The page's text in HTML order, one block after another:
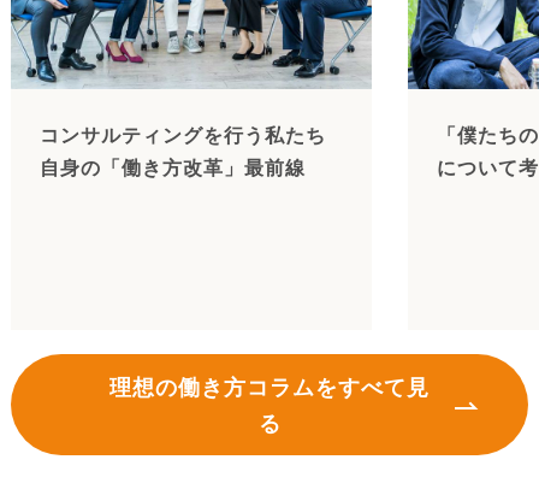
コンサルティングを行う私たち
自身の「働き方改革」最前線
「僕たち
について
理想の働き方コラムをすべて見
る